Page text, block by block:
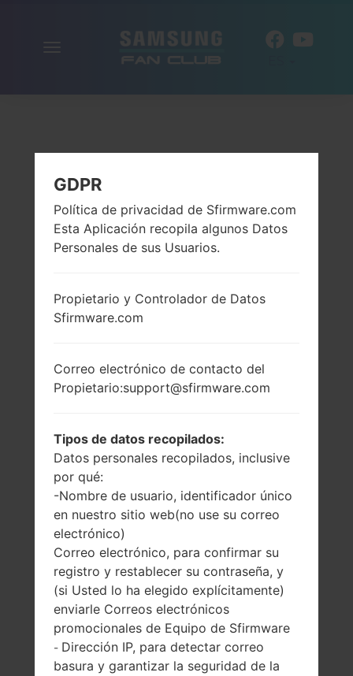
GDPR
Política de privacidad de Sfirmware.com
Esta Aplicación recopila algunos Datos
Personales de sus Usuarios.
Propietario y Controlador de Datos
Sfirmware.com
Correo electrónico de contacto del
Propietario:support@sfirmware.com
Tipos de datos recopilados:
Datos personales recopilados, inclusive
por qué:
-Nombre de usuario, identificador único
en nuestro sitio web(no use su correo
electrónico)
Correo electrónico, para confirmar su
registro y restablecer su contraseña, y
(si Usted lo ha elegido explícitamente)
enviarle Correos electrónicos
promocionales de Equipo de Sfirmware
- Dirección IP, para detectar correo
basura y garantizar la seguridad de la